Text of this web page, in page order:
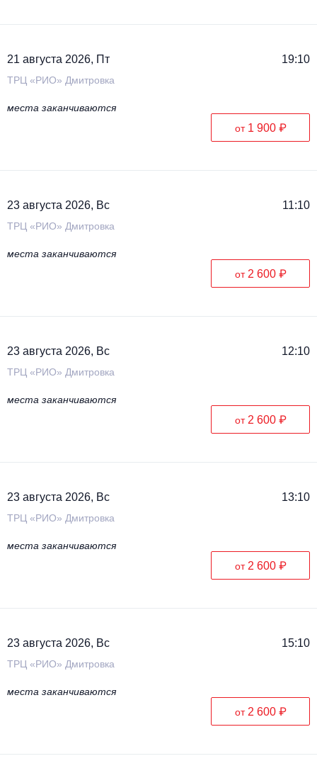
21 августа 2026, Пт 19:10
ТРЦ «РИО» Дмитровка
места заканчиваются
от 1 900 ₽
23 августа 2026, Вс 11:10
ТРЦ «РИО» Дмитровка
места заканчиваются
от 2 600 ₽
23 августа 2026, Вс 12:10
ТРЦ «РИО» Дмитровка
места заканчиваются
от 2 600 ₽
23 августа 2026, Вс 13:10
ТРЦ «РИО» Дмитровка
места заканчиваются
от 2 600 ₽
23 августа 2026, Вс 15:10
ТРЦ «РИО» Дмитровка
места заканчиваются
от 2 600 ₽